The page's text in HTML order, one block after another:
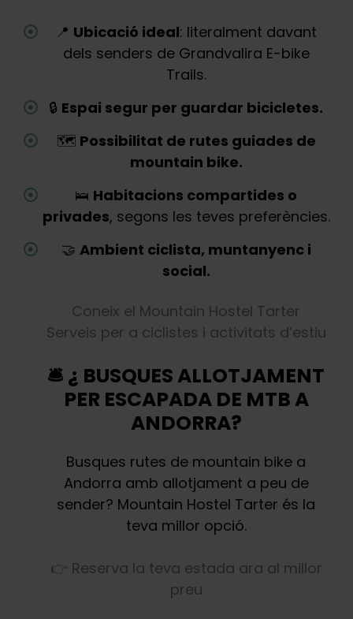
📍 Ubicació ideal: literalment davant
dels senders de Grandvalira E-bike
Trails.
🔒 Espai segur per guardar bicicletes.
🗺️ Possibilitat de rutes guiades de
mountain bike.
🛌 Habitacions compartides o
privades, segons les teves preferències.
🤝 Ambient ciclista, muntanyenc i
social.
Coneix el Mountain Hostel Tarter
Serveis per a ciclistes i activitats d’estiu
🛎️ ¿ BUSQUES ALLOTJAMENT
PER ESCAPADA DE MTB A
ANDORRA?
Busques rutes de mountain bike a
Andorra amb allotjament a peu de
sender? Mountain Hostel Tarter és la
teva millor opció.
👉 Reserva la teva estada ara al millor
preu